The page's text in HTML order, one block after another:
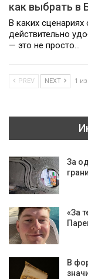
как выбрать в
В каких
действительно
— это не просто…
PREV NEXT 1
За
«За
В